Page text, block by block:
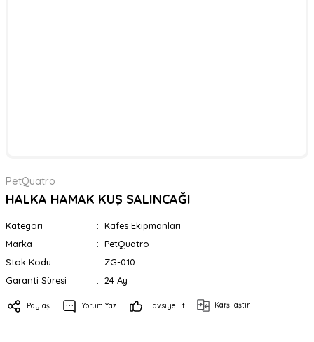
PetQuatro
HALKA HAMAK KUŞ SALINCAĞI
Kategori
Kafes Ekipmanları
Marka
PetQuatro
Stok Kodu
ZG-010
Garanti Süresi
24 Ay
Paylaş Yorum Yaz Tavsiye Et Karşılaştır